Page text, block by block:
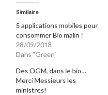
Similaire
5 applications mobiles pour
consommer Bio malin !
28/09/2018
Dans "Green"
Des OGM, dans le bio…
Merci Messieurs les
ministres!